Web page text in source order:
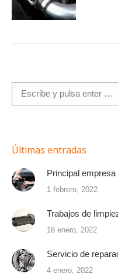
Buscar:
Últimas entradas
Principal
1 febrero, 2022
Trabajos de
18 enero, 2022
Servicio de
4 enero, 2022